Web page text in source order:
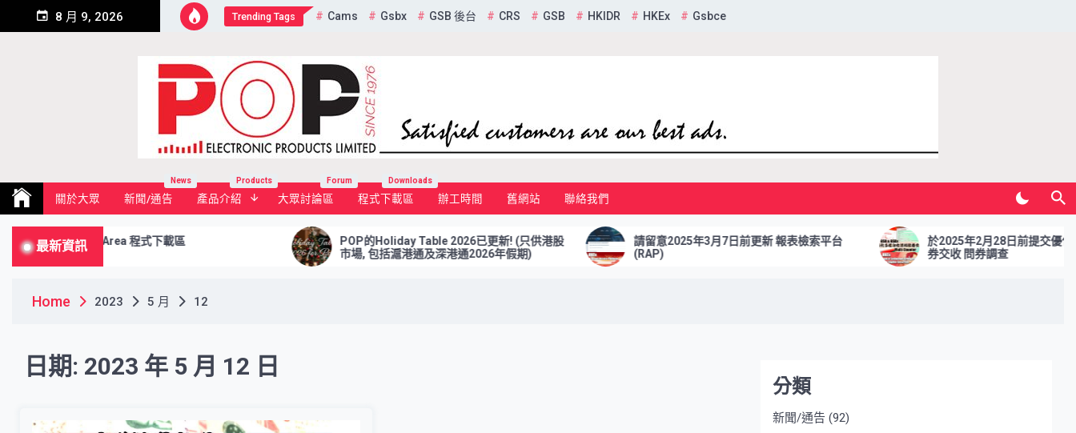
8 月 9, 2026 Trending Tags Cams Gsbx GSB 後台 CRS GSB HKIDR HKEx Gsbce
Pop Electronic Products Limited
關於大眾 新聞/通告
News
產品介紹
Products
大眾討論區
Forum
程式下載區
Downloads
辦工時間 舊網站 聯絡我們
最新資訊
Download Area 程式下載區
POP的Holiday Table 2026已更新! (只供港股
市場, 包括滬港通及深港通2026年假期)
請留意2025年3月7日前更新 報表檢索平台
(RAP)
於2025年2月28日前提交優化多櫃
券交收 問券調查
Home 2023 5 月 12
日期: 2023 年 5 月 12 日
分類
新聞/通告 (92)